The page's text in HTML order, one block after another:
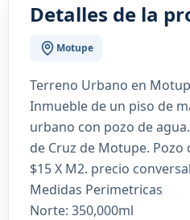
Detalles de la
Motupe
Terreno Urbano en
Inmueble de un piso de
urbano con pozo de
de Cruz de Motupe. Pozo
$15 X M2. precio
Medidas Perimetricas
Norte: 350,000ml